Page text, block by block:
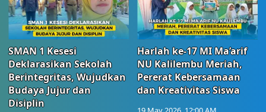
SMAN 1 Kesesi
Deklarasikan Sekolah
Berintegritas, Wujudkan
Budaya Jujur dan
Disiplin
Harlah ke-17 MI Ma’arif
NU Kalilembu Meriah,
Pererat Kebersamaan
dan Kreativitas Siswa